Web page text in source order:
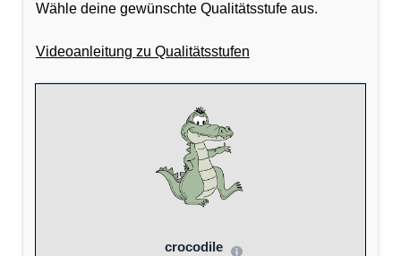
Wähle deine gewünschte Qualitätsstufe aus.
Videoanleitung zu Qualitätsstufen
crocodile